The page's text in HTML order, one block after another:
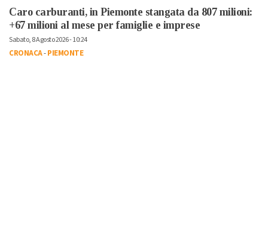
Caro carburanti, in Piemonte stangata da 807 milioni:
+67 milioni al mese per famiglie e imprese
Sabato, 8 Agosto 2026 - 10:24
CRONACA-PIEMONTE